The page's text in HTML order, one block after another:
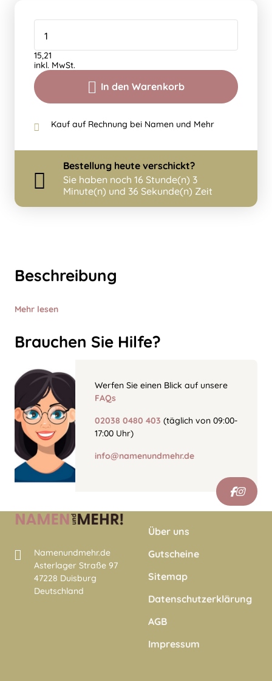
Beschreibung
Mehr lesen
Brauchen Sie Hilfe?
Werfen Sie einen Blick auf unsere
FAQs
02038 0480 403 (täglich von 09:00-
17:00 Uhr)
info@namenundmehr.de
In den Warenkorb
15,21
inkl. MwSt.
Kauf auf Rechnung bei Namen und Mehr
Bestellung heute verschickt?
Sie haben noch 16 Stunde(n) 3
Minute(n) und 36 Sekunde(n) Zeit
Namenundmehr.de
Asterlager Straße 97
47228 Duisburg
Deutschland
Über uns
Gutscheine
Sitemap
Datenschutzerklärung
AGB
Impressum